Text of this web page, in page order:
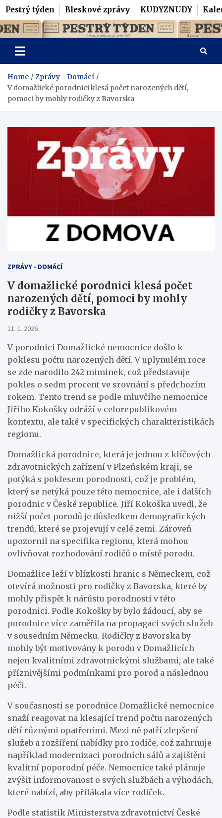
Pestrý týden Bleskové zprávy KUDYZNUDY
Skip
to
content
Pestrý Týden
Home
Zprávy - Domácí
V domažlické porodnici klesá počet narozených dětí,
pomoci by mohly rodičky z Bavorska
ZPRÁVY - DOMÁCÍ
V domažlické porodnici klesá počet
narozených dětí, pomoci by mohly
rodičky z Bavorska
11. 1. 2026
V porodnici Domažlické nemocnice došlo k
poklesu počtu narozených dětí. V uplynulém roce
se zde narodilo 242 miminek, což představuje
pokles o sedm procent ve srovnání s předchozím
rokem. Tento trend se podle mluvčího nemocnice
Jiřího Kokošky odráží v celorepublikovém
kontextu, ale také v specifických charakteristikách
regionu.
Domažlická porodnice, která je jednou z klíčových
zdravotnických zařízení v Plzeňském kraji, se
potýká s poklesem porodnosti, což je problém,
který se netýká pouze této nemocnice, ale i dalších
porodnic v České republice. Jiří Kokoška uvedl, že
nižší počet porodů je důsledkem demografických
trendů, které se projevují v celé zemi. Zároveň
upozornil na specifika regionu, která mohou
ovlivňovat rozhodování rodičů o místě porodu.
Domažlice leží v blízkosti hranic s Německem, což
otevírá možnosti pro rodičky z Bavorska, které by
mohly přispět k nárůstu porodnosti v této
porodnici. Podle Kokošky by bylo žádoucí, aby se
porodnice více zaměřila na propagaci svých služeb
v sousedním Německu. Rodičky z Bavorska by
mohly být motivovány k porodu v Domažlicích
nejen kvalitními zdravotnickými službami, ale také
příznivějšími podmínkami pro porod a následnou
péči.
V současnosti se porodnice Domažlické nemocnice
snaží reagovat na klesající trend počtu narozených
dětí různými opatřeními. Mezi ně patří zlepšení
služeb a rozšíření nabídky pro rodiče, což zahrnuje
například modernizaci porodních sálů a zajištění
kvalitní poporodní péče. Nemocnice také plánuje
zvýšit informovanost o svých službách a výhodách,
které nabízí, aby přilákala více rodiček.
Podle statistik Ministerstva zdravotnictví České